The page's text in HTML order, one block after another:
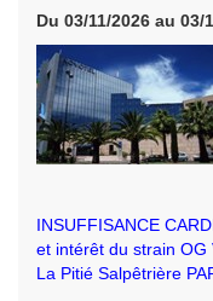
Du 03/11/2026 au 03/
INSUFFISANCE
et intérêt du strain
La Pitié Salpêtrière